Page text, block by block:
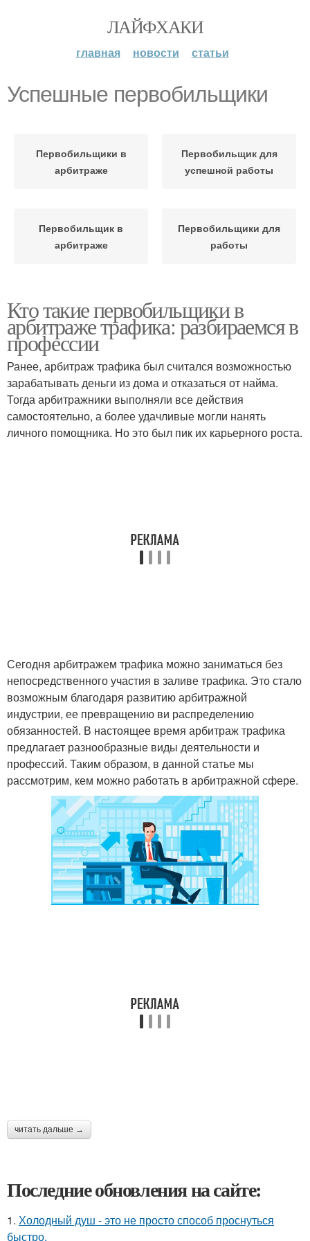
ЛАЙФХАКИ
главная новости статьи
Успешные первобильщики
Первобильщики в
арбитраже
Первобильщик для
успешной работы
Первобильщик в
арбитраже
Первобильщики для
работы
Кто такие первобильщики в
арбитраже трафика: разбираемся в
профессии
Ранее, арбитраж трафика был считался возможностью
зарабатывать деньги из дома и отказаться от найма.
Тогда арбитражники выполняли все действия
самостоятельно, а более удачливые могли нанять
личного помощника. Но это был пик их карьерного роста.
Сегодня арбитражем трафика можно заниматься без
непосредственного участия в заливе трафика. Это стало
возможным благодаря развитию арбитражной
индустрии, ее превращению ви распределению
обязанностей. В настоящее время арбитраж трафика
предлагает разнообразные виды деятельности и
профессий. Таким образом, в данной статье мы
рассмотрим, кем можно работать в арбитражной сфере.
читать дальше →
Последние обновления на сайте:
1. Холодный душ - это не просто способ проснуться
быстро.